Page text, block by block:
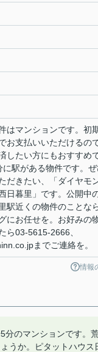
はマンションです。初
お支払いいただけるの
したい方にもおすすめ
に駅がある物件です。
だきたい、「ダイヤモ
日暮里」です。公開中
駅近くの物件のことな
にお任せを。お好みの
ら03-5615-2666、
までご連絡を。
情報
分のマンションです。
うか。ピタットハウス